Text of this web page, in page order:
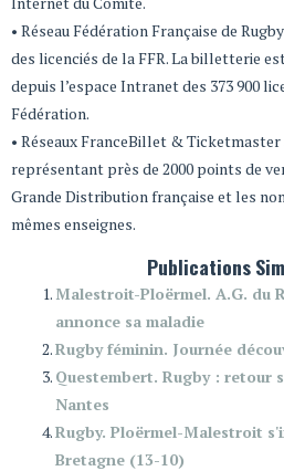
• Réseau Fédération Française de
des licenciés de la FFR. La billetterie
depuis l’espace Intranet des 373 900
Fédération.
• Réseaux FranceBillet &
représentant près de 2000 points de
Grande Distribution française et les
mêmes enseignes.
Publications
Malestroit-Ploërmel. A.G. du
annonce sa maladie
Rugby féminin. Journée
Questembert. Rugby : retour
Nantes
Rugby. Ploërmel-Malestroit
Bretagne (13-10)